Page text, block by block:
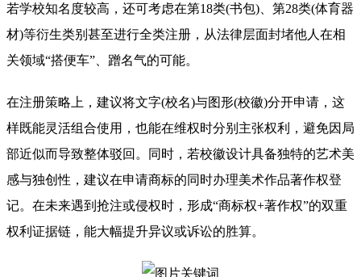
若学校知名度较高，还可考虑在第18类(书包)、第28类(体育器
材)等衍生类别甚至进行全类注册，从法律层面封堵他人在相
关领域“搭便车”、蹭名气的可能。
在注册策略上，建议将文字(校名)与图形(校徽)分开申请，这
样既能灵活组合使用，也能在维权时分别主张权利，避免因局
部近似而导致整体驳回。同时，若校徽设计具备独特的艺术美
感与独创性，建议在申请商标的同时办理美术作品著作权登
记。在未来遇到抢注或侵权时，形成“商标权+著作权”的双重
权利证据链，能大幅提升异议或诉讼的胜算。